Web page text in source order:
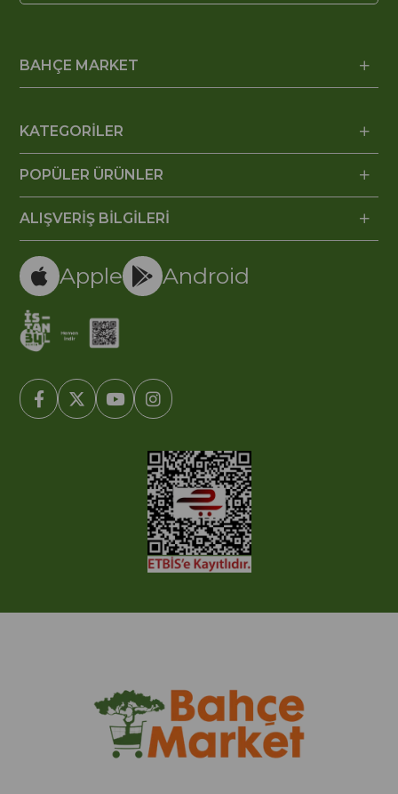
BAHÇE MARKET
KATEGORİLER
POPÜLER ÜRÜNLER
ALIŞVERİŞ BİLGİLERİ
Apple Android